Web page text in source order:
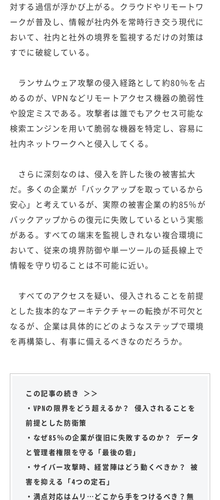
対する過信が浮かび上がる。クラウドやリモートワ
ークが普及し、情報が社内外を常時行き交う現代に
おいて、社内と社外の境界を監視するだけの対策は
すでに破綻している。
ランサムウェア攻撃の侵入経路として約80％を占
めるのが、VPNなどリモートアクセス機器の脆弱性
や設定ミスである。攻撃者は誰でもアクセス可能な
検索エンジンを用いて脆弱な機器を特定し、容易に
社内ネットワークへと侵入してくる。
さらに深刻なのは、侵入を許した後の被害拡大
だ。多くの企業が「バックアップを取っているから
安心」と考えているが、実際の被害企業の約85％が
バックアップからの復元に失敗しているという実態
がある。すべての端末を監視しきれない複合環境に
おいて、従来の境界防御や単一ツールの延長線上で
情報を守り切ることは不可能に近い。
すべてのアクセスを疑い、侵入されることを前提
とした抜本的なアーキテクチャーの転換が不可欠と
なるが、企業は具体的にどのようなステップで環境
を再構築し、有事に備えるべきなのだろうか。
この記事の続き ＞＞
・VPNの限界をどう超えるか？ 侵入されることを
前提とした防衛策
・なぜ85％の企業が復旧に失敗するのか？ データ
と管理者権限を守る「最後の砦」
・サイバー攻撃時、経営陣はどう動くべきか？ 被
害を抑える「4つの定石」
・満点対応はムリ…どこから手をつけるべき？無